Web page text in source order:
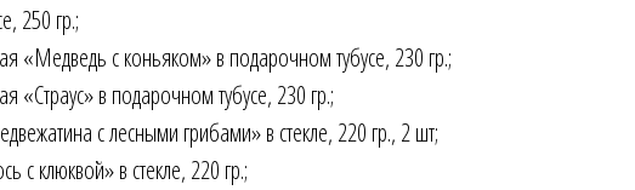
250 гр.;
«Медведь с коньяком» в подарочном тубусе, 230 гр.;
«Страус» в подарочном тубусе, 230 гр.;
с лесными грибами» в стекле, 220 гр., 2 шт;
с клюквой» в стекле, 220 гр.;